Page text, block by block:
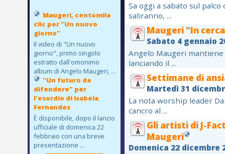
Maugeri, centomila
clic per "Un nuovo
giorno"
Il video di "Un nuovo
giorno", primo singolo
estratto dall'omonimo
album di Angelo Maugeri, ...
"Un futuro da
difendere" per
l'esordio di Isabela
Fernandes
È disponibile, dopo il lancio
ufficiale di domenica 22
febbraio con una breve
presentazione ...
Sa oggi a sabato sul
saliranno, ...
Maugeri "In
Sabato 4 gennaio
Angelo Maugeri
lanciando il ...
Settimane di
Martedì 31
La nota worship leader
cancro al ...
Gli artisti di J-
Maugeri
Domenica 22 dicembre